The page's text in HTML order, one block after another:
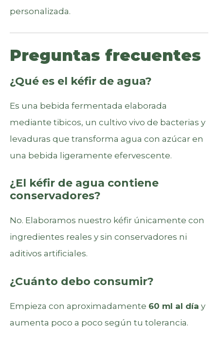
personalizada.
Preguntas frecuentes
¿Qué es el kéfir de agua?
Es una bebida fermentada elaborada
mediante tibicos, un cultivo vivo de bacterias y
levaduras que transforma agua con azúcar en
una bebida ligeramente efervescente.
¿El kéfir de agua contiene
conservadores?
No. Elaboramos nuestro kéfir únicamente con
ingredientes reales y sin conservadores ni
aditivos artificiales.
¿Cuánto debo consumir?
Empieza con aproximadamente 60 ml al día y
aumenta poco a poco según tu tolerancia.